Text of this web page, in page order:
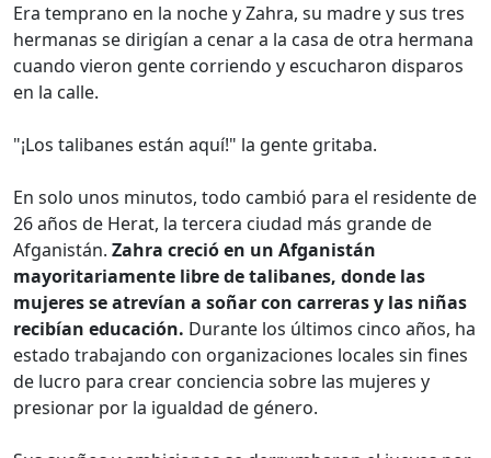
Era temprano en la noche y Zahra, su madre y sus tres
hermanas se dirigían a cenar a la casa de otra hermana
cuando vieron gente corriendo y escucharon disparos
en la calle.
"¡Los talibanes están aquí!" la gente gritaba.
En solo unos minutos, todo cambió para el residente de
26 años de Herat, la tercera ciudad más grande de
Afganistán. Zahra creció en un Afganistán
mayoritariamente libre de talibanes, donde las
mujeres se atrevían a soñar con carreras y las niñas
recibían educación. Durante los últimos cinco años, ha
estado trabajando con organizaciones locales sin fines
de lucro para crear conciencia sobre las mujeres y
presionar por la igualdad de género.